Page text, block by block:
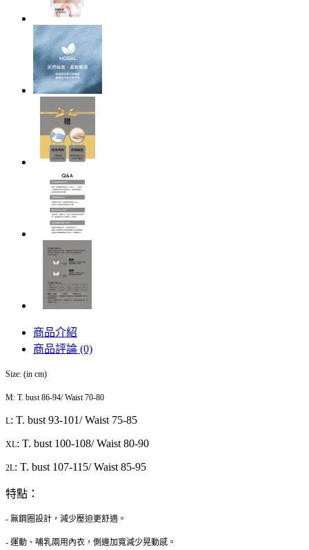
商品介紹
商品評論 (0)
Size: (in cm)
M: T. bust 86-94/ Waist 70-80
L: T. bust 93-101/ Waist 75-85
XL: T. bust 100-108/ Waist 80-90
2L: T. bust 107-115/ Waist 85-95
特點：
- 無鋼圈設計，減少壓迫更舒適。
- 運動、哺乳兩用內衣，側邊加寬減少晃動感。